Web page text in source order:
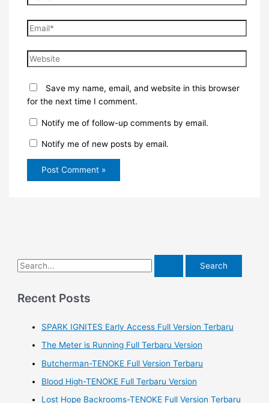
Email*
Website
Save my name, email, and website in this browser
for the next time I comment.
Notify me of follow-up comments by email.
Notify me of new posts by email.
S
a
Recent Posts
SPARK IGNITES Early Access Full Version Terbaru
The Meter is Running Full Terbaru Version
Butcherman-TENOKE Full Version Terbaru
Blood High-TENOKE Full Terbaru Version
Lost Hope Backrooms-TENOKE Full Version Terbaru